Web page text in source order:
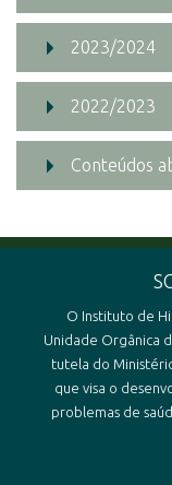
2023/2024
2022/2023
Conteúdos
O Instituto de
Unidade Orgânica
tutela do
que visa o
problemas de